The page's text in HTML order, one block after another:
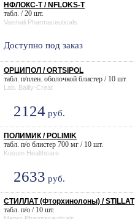
НФЛОКС-Т / NFLOKS-T
табл. / 20 шт.
Vaishali Pharmaceuticals
Доступно под заказ
ОРЦИПОЛ / ORTSIPOL
табл. п/плен. оболочкой блистер / 10 шт.
Lab. Bailly-Creat
2124 руб.
ПОЛИМИК / POLIMIK
табл. п/о блистер 700 мг / 10 шт.
Kusum Healthcare
2633 руб.
СТИЛЛАТ (Фторхинолоны) / STILLAT
табл. п/о / 10 шт.